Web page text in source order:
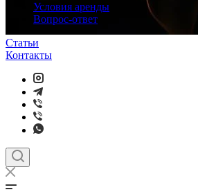
Условия аренды
Вопрос-ответ
Статьи
Контакты